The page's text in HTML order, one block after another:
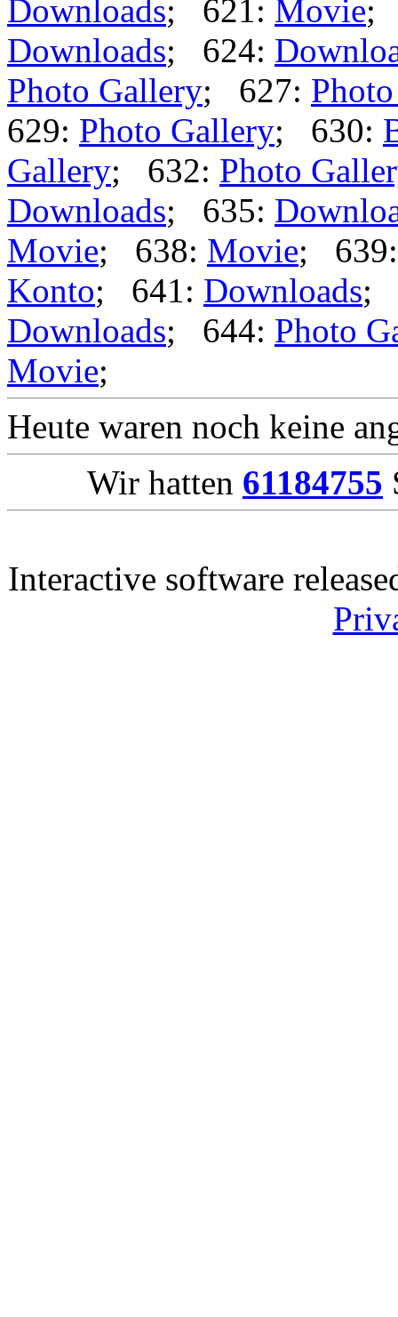
Downloads; 621: Movie;
Downloads; 624:
Photo Gallery; 627:
629: Photo Gallery; 630:
Gallery; 632: Photo
Downloads; 635:
Movie; 638: Movie;
Konto; 641: Downloads;
Downloads; 644: Photo
Movie;
Heute waren noch keine
Wir hatten 61184755
Interactive software